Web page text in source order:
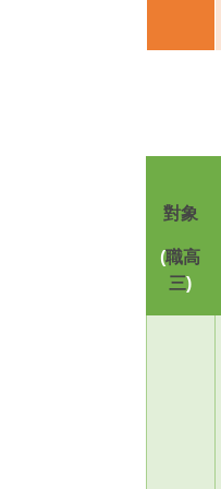
對象
(職高
三)